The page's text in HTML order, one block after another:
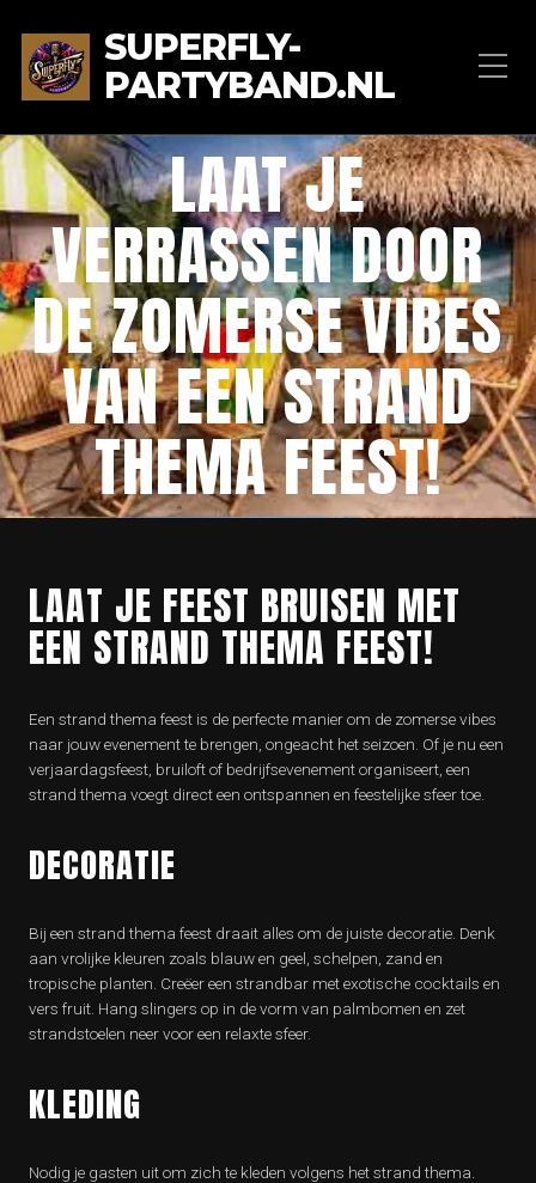
SUPERFLY-
PARTYBAND.NL
LAAT JE
VERRASSEN DOOR
DE ZOMERSE VIBES
VAN EEN STRAND
THEMA FEEST!
LAAT JE FEEST BRUISEN MET
EEN STRAND THEMA FEEST!
Een strand thema feest is de perfecte manier om de zomerse vibes
naar jouw evenement te brengen, ongeacht het seizoen. Of je nu een
verjaardagsfeest, bruiloft of bedrijfsevenement organiseert, een
strand thema voegt direct een ontspannen en feestelijke sfeer toe.
DECORATIE
Bij een strand thema feest draait alles om de juiste decoratie. Denk
aan vrolijke kleuren zoals blauw en geel, schelpen, zand en
tropische planten. Creëer een strandbar met exotische cocktails en
vers fruit. Hang slingers op in de vorm van palmbomen en zet
strandstoelen neer voor een relaxte sfeer.
KLEDING
Nodig je gasten uit om zich te kleden volgens het strand thema.